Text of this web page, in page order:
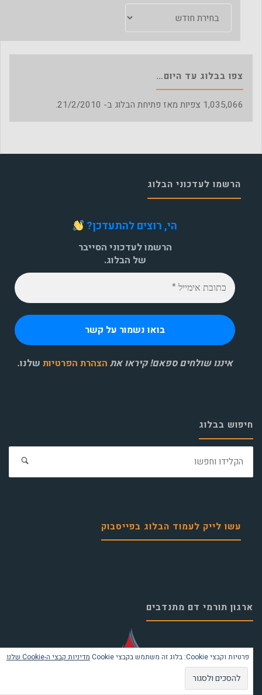
צפו בבלוג עד היום…
1,035,066 צפיות מאז פתיחת הבלוג ב- 21/2/2010.
הרשמו לעדכוני הבלוג
הי, רוצים להתעדכן?
הרשמו לעדכוני הסייבר
של הבלוג.
איננו שולחים ספאם! קיראו את הצהרת הפרטיות שלנו.
חיפוש בבלוג
עשו לייק לעמוד הבלוג בפייסבוק
ארגון תורמי דם מתנדבים
כחבר הנהלת ארגון תורמי דם הקמתי לארגון אתר חדש ומתקדם
פרטיות וקבצי Cookie: בלוג זה משתמש בקבצי Cookie מדיניות קבצי ה-Cookie שלנו